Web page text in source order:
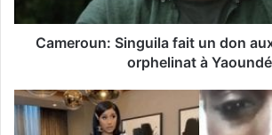
Cameroun: Singuila fait un don
orphelinat à Yaoundé